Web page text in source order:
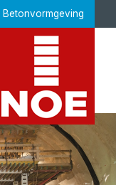
Betonvormgeving